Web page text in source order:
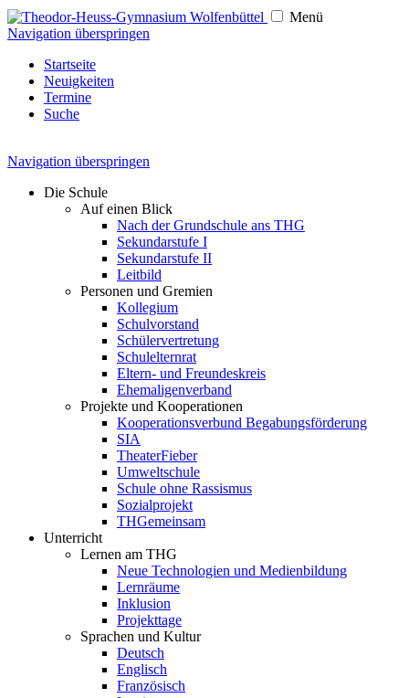
Menü
Navigation überspringen
Startseite
Neuigkeiten
Termine
Suche
Navigation überspringen
Die Schule
Auf einen Blick
Nach der Grundschule ans THG
Sekundarstufe I
Sekundarstufe II
Leitbild
Personen und Gremien
Kollegium
Schulvorstand
Schülervertretung
Schulelternrat
Eltern- und Freundeskreis
Ehemaligenverband
Projekte und Kooperationen
Kooperationsverbund Begabungsförderung
SIA
TheaterFieber
Umweltschule
Schule ohne Rassismus
Sozialprojekt
THGemeinsam
Unterricht
Lernen am THG
Neue Technologien und Medienbildung
Lernräume
Inklusion
Projekttage
Sprachen und Kultur
Deutsch
Englisch
Französisch